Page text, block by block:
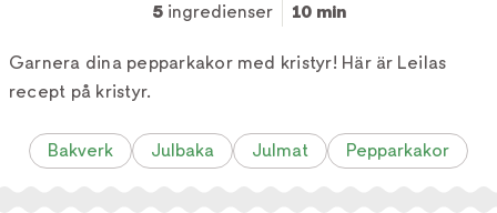
5ingredienser 10 min
Garnera dina pepparkakor med kristyr! Här är Leilas
recept på kristyr.
Bakverk Julbaka Julmat Pepparkakor